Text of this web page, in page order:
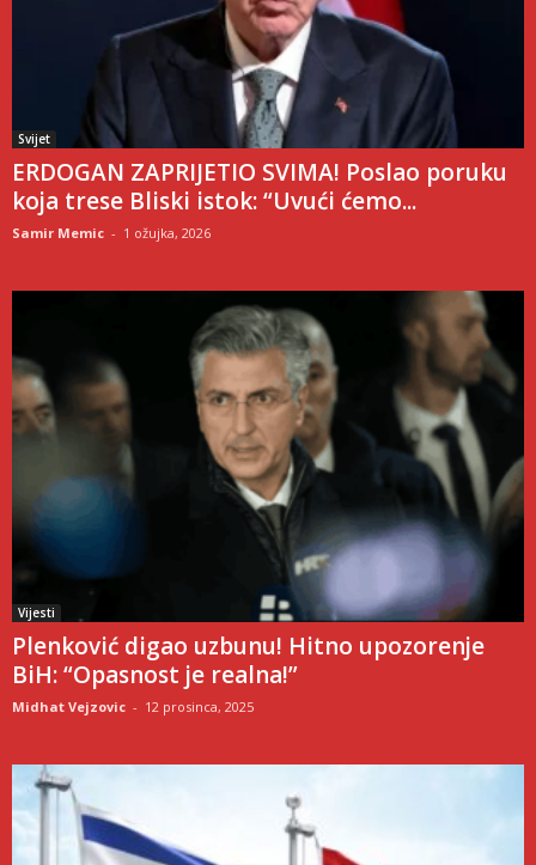
Svijet
ERDOGAN ZAPRIJETIO SVIMA! Poslao poruku
koja trese Bliski istok: “Uvući ćemo...
Samir Memic - 1 ožujka, 2026
Vijesti
Plenković digao uzbunu! Hitno upozorenje
BiH: “Opasnost je realna!”
Midhat Vejzovic - 12 prosinca, 2025